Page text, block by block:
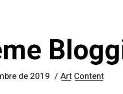
de 2019 Art Content